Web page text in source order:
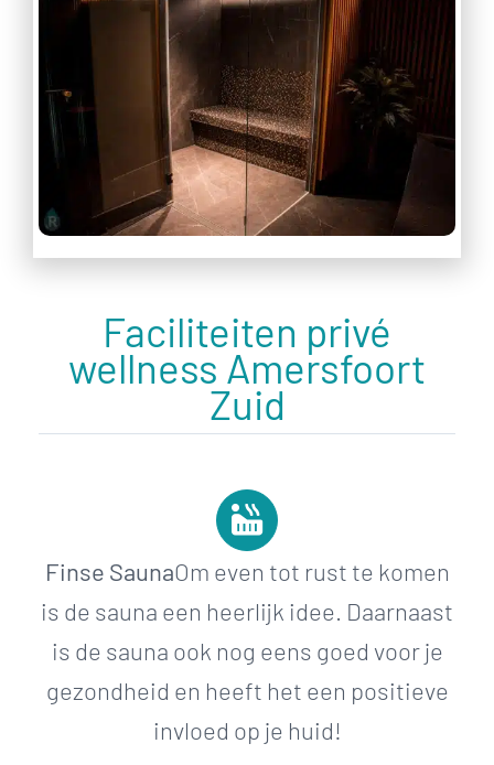
Faciliteiten privé
wellness Amersfoort
Zuid
Finse SaunaOm even tot rust te komen
is de sauna een heerlijk idee. Daarnaast
is de sauna ook nog eens goed voor je
gezondheid en heeft het een positieve
invloed op je huid!